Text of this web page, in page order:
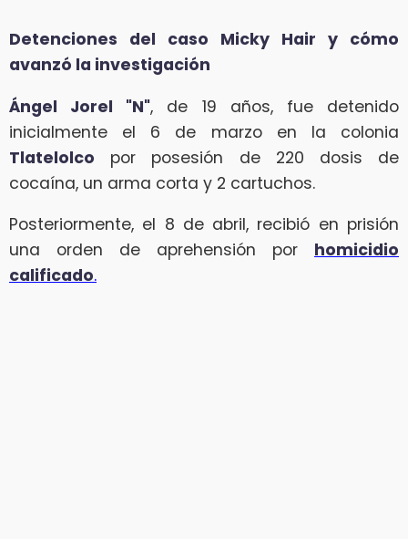
Detenciones del caso Micky Hair y cómo
avanzó la investigación
Ángel Jorel "N", de 19 años, fue detenido
inicialmente el 6 de marzo en la colonia
Tlatelolco por posesión de 220 dosis de
cocaína, un arma corta y 2 cartuchos.
Posteriormente, el 8 de abril, recibió en prisión
una orden de aprehensión por homicidio
calificado.